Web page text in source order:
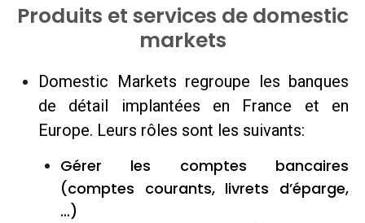
Produits et services de domestic
markets
Domestic Markets regroupe les banques
de détail implantées en France et en
Europe. Leurs rôles sont les suivants:
Gérer les comptes bancaires
(comptes courants, livrets d’éparge,
…)